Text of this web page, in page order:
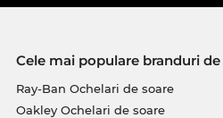
Cele mai populare branduri
Ray-Ban Ochelari de soare
Oakley Ochelari de soare